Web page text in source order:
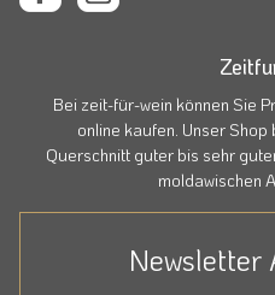
Bei zeit-für-wein können Sie
online kaufen. Unser
Querschnitt guter bis sehr
moldawischen
Newsletter